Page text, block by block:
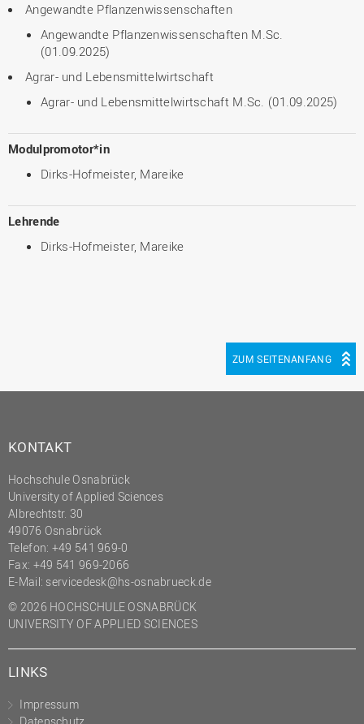
Angewandte Pflanzenwissenschaften
Angewandte Pflanzenwissenschaften M.Sc.
(01.09.2025)
Agrar- und Lebensmittelwirtschaft
Agrar- und Lebensmittelwirtschaft M.Sc. (01.09.2025)
Modulpromotor*in
Dirks-Hofmeister, Mareike
Lehrende
Dirks-Hofmeister, Mareike
ZUM SEITENANFANG
KONTAKT
Hochschule Osnabrück
University of Applied Sciences
Albrechtstr. 30
49076 Osnabrück
Telefon: +49 541 969-0
Fax: +49 541 969-2066
E-Mail: servicedesk@hs-osnabrueck.de
© 2026 HOCHSCHULE OSNABRÜCK
UNIVERSITY OF APPLIED SCIENCES
LINKS
Impressum